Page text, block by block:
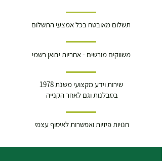
תשלום מאובטח בכל אמצעי התשלום
משווקים מורשים - אחריות יבואן רשמי
שירות וידע מקצועי משנת 1978
בסבלנות וגם לאחר הקנייה
חנויות פיזיות ואפשרות לאיסוף עצמי